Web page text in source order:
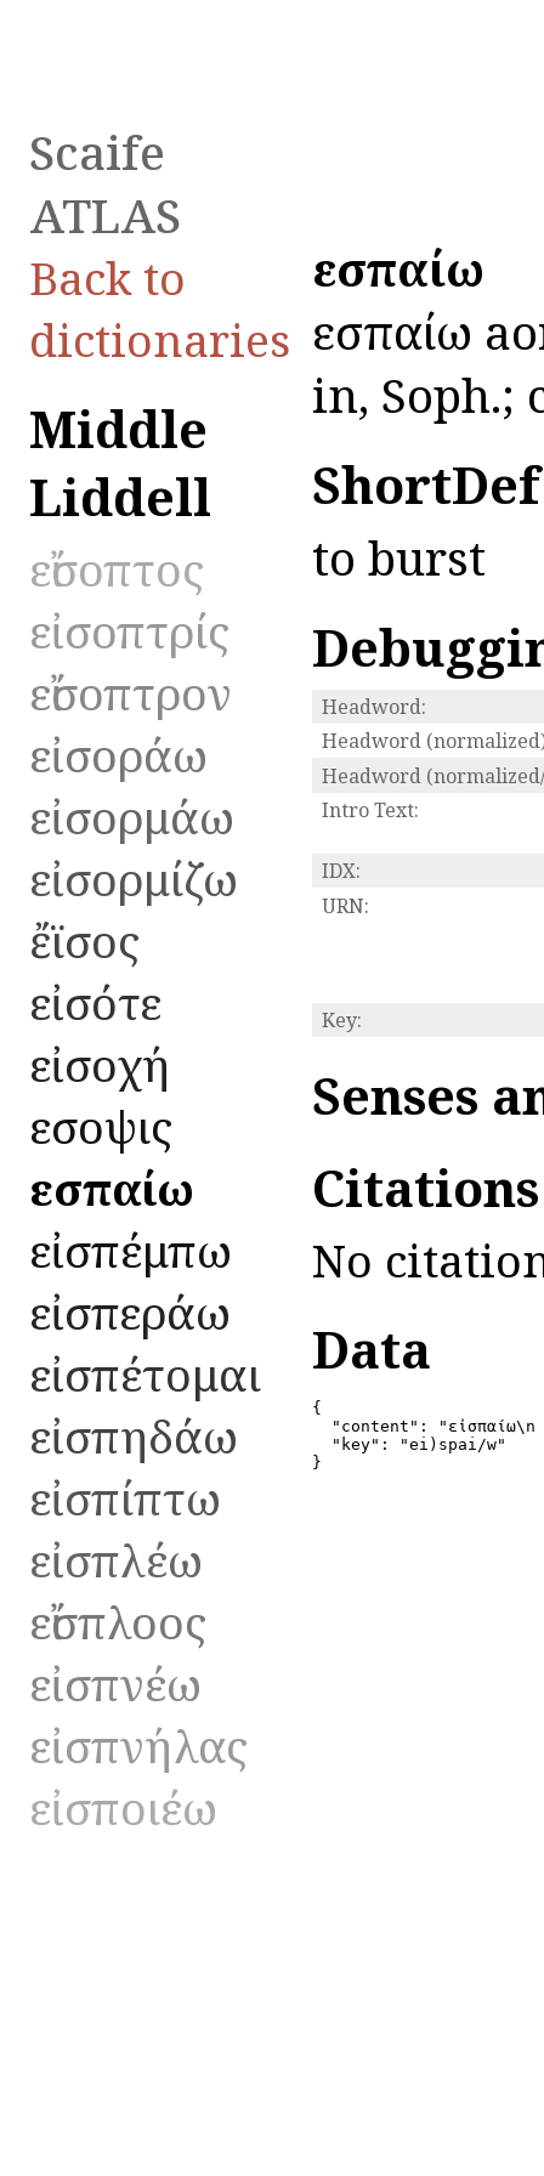
Scaife
ATLAS
Back to
dictionaries
Middle
Liddell
εἴσοπτος
εἰσοπτρίς
εἴσοπτρον
εἰσοράω
εἰσορμάω
εἰσορμίζω
ἔϊσος
εἰσότε
εἰσοχή
εἴσοψις
εἰσπαίω
εἰσπέμπω
εἰσπεράω
εἰσπέτομαι
εἰσπηδάω
εἰσπίπτω
εἰσπλέω
εἴσπλοος
εἰσπνέω
εἰσπνήλας
εἰσποιέω
εἰσπαίω
εἰσπαίω
in, Soph.;
ShortDef
to burst
Headword:
Headword
Headword
Intro Text:
IDX:
URN:
Key:
Senses
No
Data
{
"content": "εἰσπαίω\n
  "key": "ei)spai/w"
}